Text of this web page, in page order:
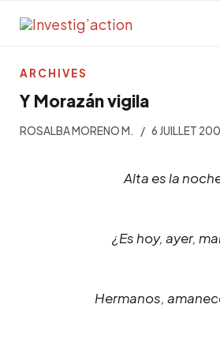
Y Morazán vigila
ROSALBA MORENO M. 6 JUILLET
Alta es la
¿Es hoy, ayer,
Hermanos,
ARCHIVES